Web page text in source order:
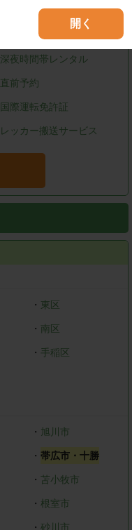
開く
ウィークリーレンタル
朝7時以前も営業
深夜時間帯レンタル
直前予約
国際運転免許証
レッカー搬送サービス
・ 東区
・ 南区
・ 手稲区
・ 旭川市
・帯広市・十勝
・苫小牧市
・ 根室市
・砂川市